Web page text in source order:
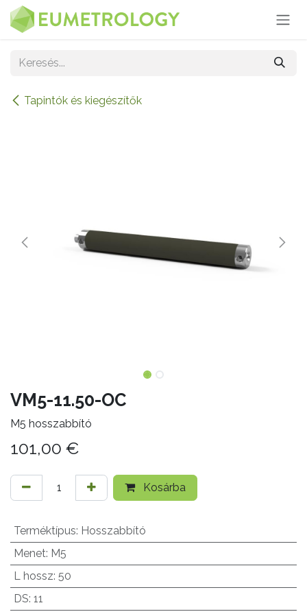
Kihagyás és továbblépés a tartalomhoz
Tapintók és kiegészítők
VM5-11.50-OC
M5 hosszabbító
101,00 €
Kosárba
Terméktípus: Hosszabbító
Menet: M5
L hossz: 50
DS: 11